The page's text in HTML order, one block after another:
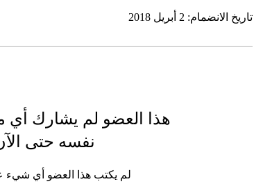
تاريخ الانضمام: 2 أبريل 2018
هذا العضو لم يشارك أي
نفسه حتى
لم يكتب هذا العضو أي شيء